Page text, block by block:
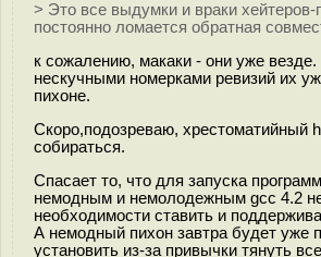
> Это все выдумки и враки хейтеров-
постоянно ломается обратная
к сожалению, макаки - они уже
нескучными номерками ревизий их
пихоне.
Скоро,подозреваю, хрестоматийный
собираться.
Спасает то, что для запуска
немодным и немолодежным gcc 4.2
необходимости ставить и
А немодный пихон завтра будет уже
установить из-за привычки тянуть